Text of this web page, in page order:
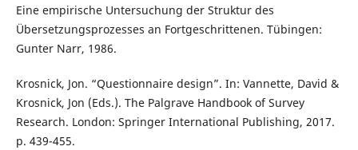
Eine empirische Untersuchung der Struktur des
Übersetzungsprozesses an Fortgeschrittenen. Tübingen:
Gunter Narr, 1986.
Krosnick, Jon. “Questionnaire design”. In: Vannette, David &
Krosnick, Jon (Eds.). The Palgrave Handbook of Survey
Research. London: Springer International Publishing, 2017.
p. 439-455.